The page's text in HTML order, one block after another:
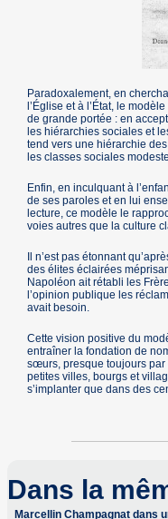
Paradoxalement, en
l’Église et à l’État, le
de grande portée : en
les hiérarchies sociales et
tend vers une hiérarchie
les classes sociales
Enfin, en inculquant à
de ses paroles et en lui
lecture, ce modèle le
voies autres que la culture
Il n’est pas étonnant
des élites éclairées
Napoléon ait rétabli les
l’opinion publique les
avait besoin.
Cette vision positive du
entraîner la fondation de
sœurs, presque toujours par
petites villes, bourgs et
s’implanter que dans des
Dans la
Marcellin Champagnat dans